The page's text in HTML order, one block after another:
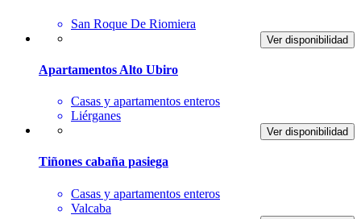
San Roque De Riomiera
Ver disponibilidad
Apartamentos Alto Ubiro
Casas y apartamentos enteros
Liérganes
Ver disponibilidad
Tiñones cabaña pasiega
Casas y apartamentos enteros
Valcaba